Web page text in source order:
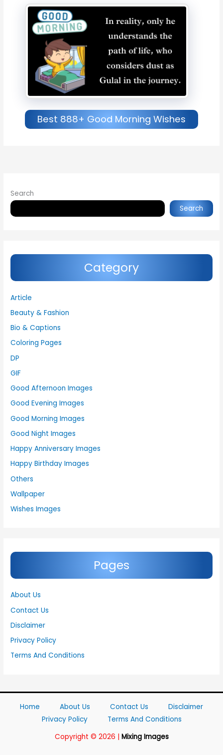
Best 888+ Good Morning Wishes
Search
Search
Category
Article
Beauty & Fashion
Bio & Captions
Coloring Pages
DP
GIF
Good Afternoon Images
Good Evening Images
Good Morning Images
Good Night Images
Happy Anniversary Images
Happy Birthday Images
Others
Wallpaper
Wishes Images
Pages
About Us
Contact Us
Disclaimer
Privacy Policy
Terms And Conditions
Home About Us Contact Us
Disclaimer
Privacy Policy
Terms And Conditions
Copyright © 2026 | Mixing Images